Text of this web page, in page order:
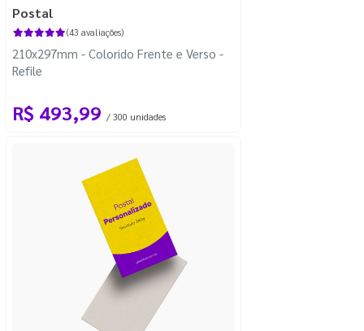
Postal
(43 avaliações)
210x297mm - Colorido Frente e Verso -
Refile
R$ 493,99 / 300 unidades